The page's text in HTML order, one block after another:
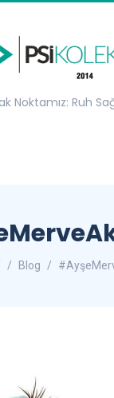
Noktamız: Ruh
Blog